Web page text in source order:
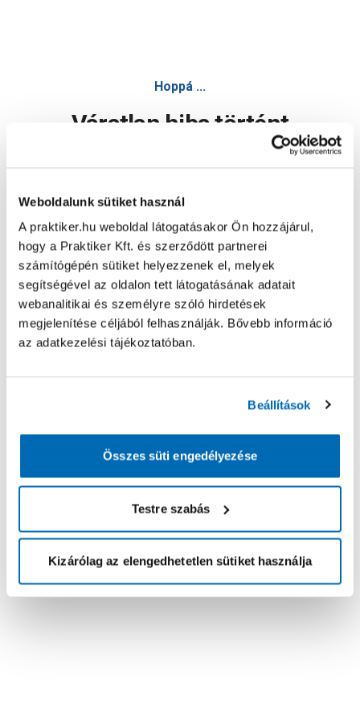
Weboldalunk sütiket használ
A praktiker.hu weboldal látogatásakor Ön hozzájárul,
hogy a Praktiker Kft. és szerződött partnerei
számítógépén sütiket helyezzenek el, melyek
segítségével az oldalon tett látogatásának adatait
webanalitikai és személyre szóló hirdetések
megjelenítése céljából felhasználják. Bővebb információ
az adatkezelési tájékoztatóban.
Beállítások
Összes süti engedélyezése
Testre szabás
Kizárólag az elengedhetetlen sütiket használja
Hoppá ...
Váratlan hiba történt
Oldal újratöltése